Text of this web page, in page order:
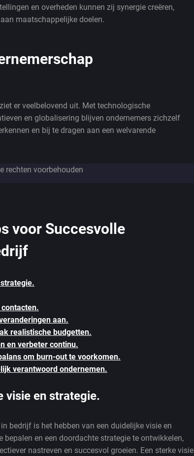
en overheden kunnen zij synergie creëren,
maatschappelijke doelen.
er veelbelovend uit. Met technologische
en globalisering blijven ondernemers zichzelf
en bij te dragen aan een welvarende
rechten voorbehouden
voor Succesvolle
aan.
realistische budgetten.
en verbeter continu.
om burn-out te voorkomen.
verantwoord ondernemen.
visie en strategie.
bedrijf is het hebben van een duidelijke visie en
bepalen en een doordachte strategie te ontwikkelen,
nastreven en succesvol groeien. Een sterke visie